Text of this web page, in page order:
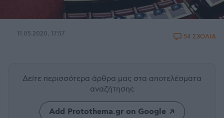
11.05.2020, 17:57 54 ΣΧΟΛΙΑ
Δείτε περισσότερα άρθρα μας στα αποτελέσματα
αναζήτησης
Add Protothema.gr on Google